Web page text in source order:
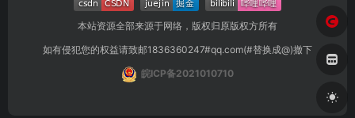
本站资源全部来源于网络，版权归原版权方所有
如有侵犯您的权益请致邮1836360247#qq.com(#替换成@)撤下
皖ICP备2021010710